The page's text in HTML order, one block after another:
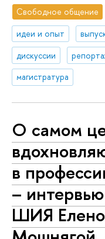
Свободное общение
идеи и опыт
дискуссии
магистратура
О самом
в
–
ШИЯ